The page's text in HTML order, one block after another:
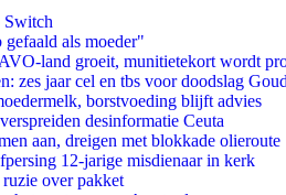
Switch
als moeder"
land groeit, munitietekort wordt
zes jaar cel en tbs voor doodslag
borstvoeding blijft advies
desinformatie Ceuta
aan, dreigen met blokkade olieroute
12-jarige misdienaar in kerk
over pakket